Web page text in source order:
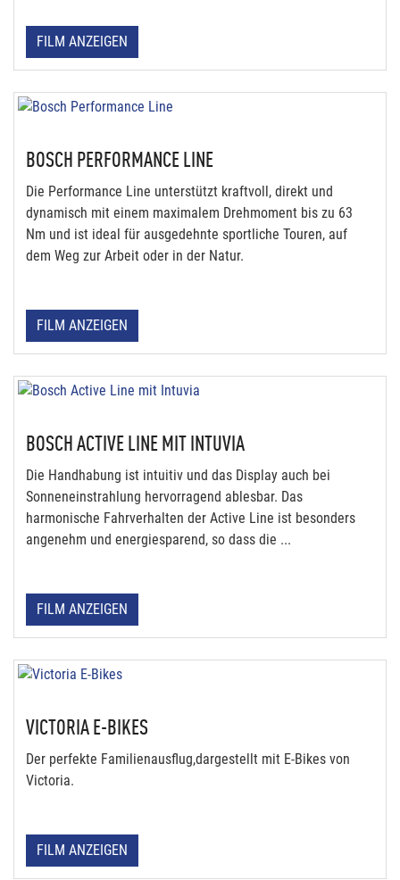
FILM ANZEIGEN
BOSCH PERFORMANCE LINE
Die Performance Line unterstützt kraftvoll, direkt und
dynamisch mit einem maximalem Drehmoment bis zu 63
Nm und ist ideal für ausgedehnte sportliche Touren, auf
dem Weg zur Arbeit oder in der Natur.
FILM ANZEIGEN
BOSCH ACTIVE LINE MIT INTUVIA
Die Handhabung ist intuitiv und das Display auch bei
Sonneneinstrahlung hervorragend ablesbar. Das
harmonische Fahrverhalten der Active Line ist besonders
angenehm und energiesparend, so dass die ...
FILM ANZEIGEN
VICTORIA E-BIKES
Der perfekte Familienausflug,dargestellt mit E-Bikes von
Victoria.
FILM ANZEIGEN